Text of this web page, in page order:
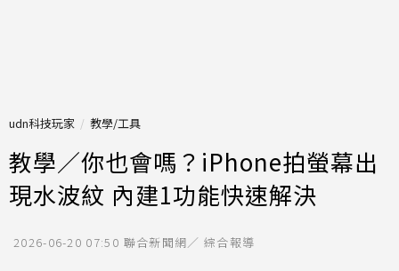
udn科技玩家 教學/工具
教學／你也會嗎？iPhone拍螢幕出
現水波紋 內建1功能快速解決
2026-06-20 07:50 聯合新聞網／ 綜合報導